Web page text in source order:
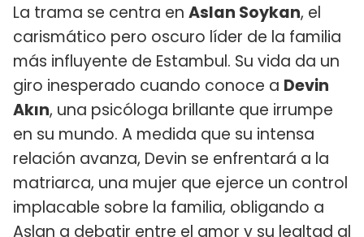
La trama se centra en Aslan Soykan, el
carismático pero oscuro líder de la familia
más influyente de Estambul. Su vida da un
giro inesperado cuando conoce a Devin
Akın, una psicóloga brillante que irrumpe
en su mundo. A medida que su intensa
relación avanza, Devin se enfrentará a la
matriarca, una mujer que ejerce un control
implacable sobre la familia, obligando a
Aslan a debatir entre el amor y su lealtad al